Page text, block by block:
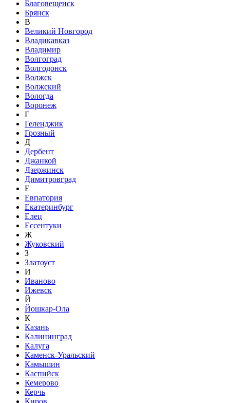
Благовещенск
Брянск
В
Великий Новгород
Владикавказ
Владимир
Волгоград
Волгодонск
Волжск
Волжский
Вологда
Воронеж
Г
Геленджик
Грозный
Д
Дербент
Джанкой
Дзержинск
Димитровград
Е
Евпатория
Екатеринбург
Елец
Ессентуки
Ж
Жуковский
З
Златоуст
И
Иваново
Ижевск
Й
Йошкар-Ола
К
Казань
Калининград
Калуга
Каменск-Уральский
Камышин
Каспийск
Кемерово
Керчь
Киров